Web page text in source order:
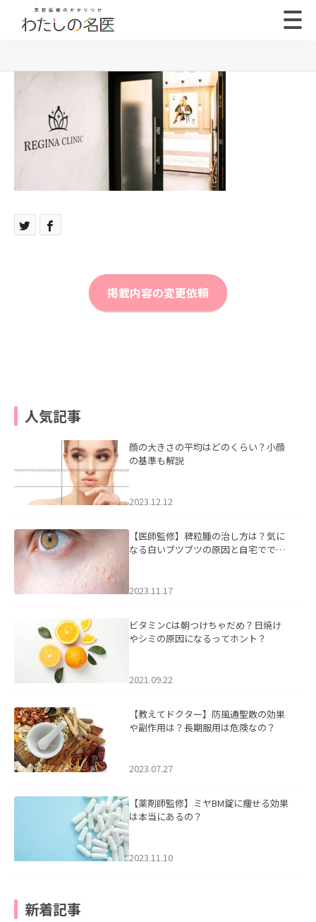
掲載内容の変更依頼
人気記事
顔の大きさの平均はどのくらい？小顔
の基準も解説
2023.12.12
【医師監修】稗粒腫の治し方は？気に
なる白いブツブツの原因と自宅ででき
2023.11.17
ビタミンCは朝つけちゃだめ？日焼け
やシミの原因になるってホント？
2021.09.22
【教えてドクター】防風通聖散の効果
や副作用は？長期服用は危険なの？
2023.07.27
【薬剤師監修】ミヤBM錠に痩せる効果
は本当にあるの？
2023.11.10
新着記事